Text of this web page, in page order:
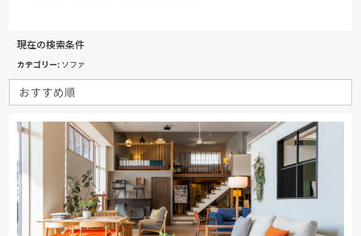
現在の検索条件
カテゴリー ソファ